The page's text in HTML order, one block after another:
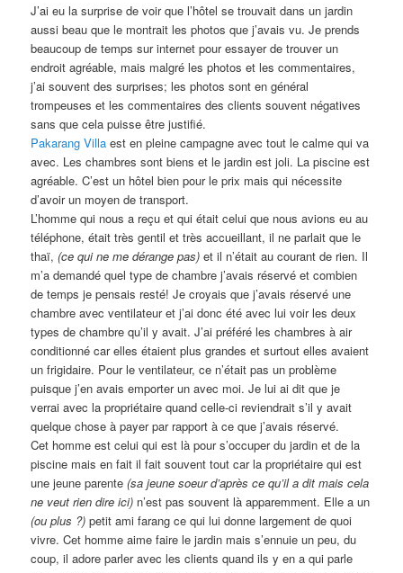
J’ai eu la surprise de voir que l’hôtel se trouvait dans un jardin
aussi beau que le montrait les photos que j’avais vu. Je prends
beaucoup de temps sur internet pour essayer de trouver un
endroit agréable, mais malgré les photos et les commentaires,
j’ai souvent des surprises; les photos sont en général
trompeuses et les commentaires des clients souvent négatives
sans que cela puisse être justifié.
Pakarang Villaest en pleine campagne avec tout le calme qui va
avec. Les chambres sont biens et le jardin est joli. La piscine est
agréable. C’est un hôtel bien pour le prix mais qui nécessite
d’avoir un moyen de transport.
L’homme qui nous a reçu et qui était celui que nous avions eu au
téléphone, était très gentil et très accueillant, il ne parlait que le
thaï,(ce qui ne me dérange pas) et il n’était au courant de rien. Il
m’a demandé quel type de chambre j’avais réservé et combien
de temps je pensais resté! Je croyais que j’avais réservé une
chambre avec ventilateur et j’ai donc été avec lui voir les deux
types de chambre qu’il y avait. J’ai préféré les chambres à air
conditionné car elles étaient plus grandes et surtout elles avaient
un frigidaire. Pour le ventilateur, ce n’était pas un problème
puisque j’en avais emporter un avec moi. Je lui ai dit que je
verrai avec la propriétaire quand celle-ci reviendrait s’il y avait
quelque chose à payer par rapport à ce que j’avais réservé.
Cet homme est celui qui est là pour s’occuper du jardin et de la
piscine mais en fait il fait souvent tout car la propriétaire qui est
une jeune parente(sa jeune soeur d’après ce qu’il a dit mais cela
ne veut rien dire ici) n’est pas souvent là apparemment. Elle a un
(ou plus ?) petit ami farang ce qui lui donne largement de quoi
vivre. Cet homme aime faire le jardin mais s’ennuie un peu, du
coup, il adore parler avec les clients quand ils y en a qui parle